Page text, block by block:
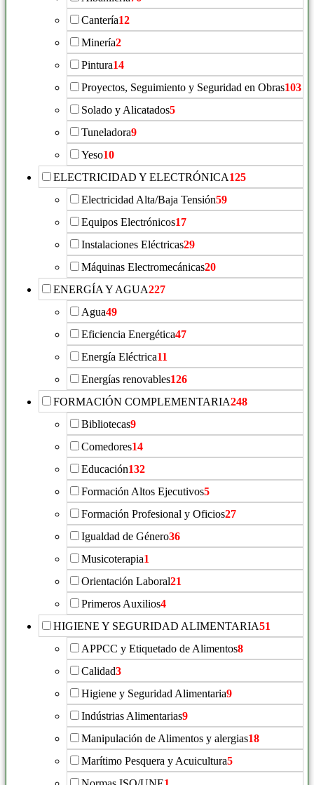
Cantería12
Minería2
Pintura14
Proyectos, Seguimiento y Seguridad en Obras103
Solado y Alicatados5
Tuneladora9
Yeso10
ELECTRICIDAD Y ELECTRÓNICA125
Electricidad Alta/Baja Tensión59
Equipos Electrónicos17
Instalaciones Eléctricas29
Máquinas Electromecánicas20
ENERGÍA Y AGUA227
Agua49
Eficiencia Energética47
Energía Eléctrica11
Energías renovables126
FORMACIÓN COMPLEMENTARIA248
Bibliotecas9
Comedores14
Educación132
Formación Altos Ejecutivos5
Formación Profesional y Oficios27
Igualdad de Género36
Musicoterapia1
Orientación Laboral21
Primeros Auxilios4
HIGIENE Y SEGURIDAD ALIMENTARIA51
APPCC y Etiquetado de Alimentos8
Calidad3
Higiene y Seguridad Alimentaria9
Indústrias Alimentarias9
Manipulación de Alimentos y alergias18
Marítimo Pesquera y Acuicultura5